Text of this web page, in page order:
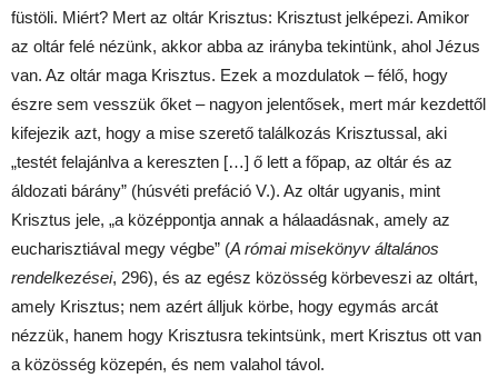
füstöli. Miért? Mert az oltár Krisztus: Krisztust jelképezi. Amikor
az oltár felé nézünk, akkor abba az irányba tekintünk, ahol Jézus
van. Az oltár maga Krisztus. Ezek a mozdulatok – félő, hogy
észre sem vesszük őket – nagyon jelentősek, mert már kezdettől
kifejezik azt, hogy a mise szerető találkozás Krisztussal, aki
„testét felajánlva a kereszten […] ő lett a főpap, az oltár és az
áldozati bárány” (húsvéti prefáció V.). Az oltár ugyanis, mint
Krisztus jele, „a középpontja annak a hálaadásnak, amely az
eucharisztiával megy végbe” (A római misekönyv általános
rendelkezései, 296), és az egész közösség körbeveszi az oltárt,
amely Krisztus; nem azért álljuk körbe, hogy egymás arcát
nézzük, hanem hogy Krisztusra tekintsünk, mert Krisztus ott van
a közösség közepén, és nem valahol távol.